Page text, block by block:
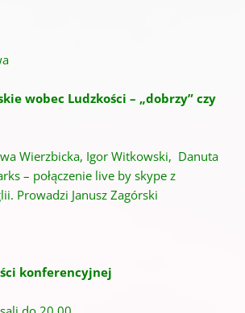
wobec Ludzkości – „dobrzy” czy
Wierzbicka, Igor Witkowski, Danuta
– połączenie live by skype z
Prowadzi Janusz Zagórski
konferencyjnej